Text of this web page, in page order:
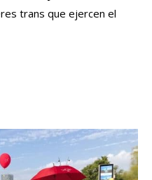
trans que ejercen el